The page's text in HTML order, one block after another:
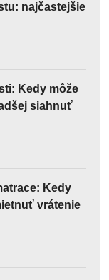
najčastejšie
Kedy môže
siahnuť
Kedy
vrátenie